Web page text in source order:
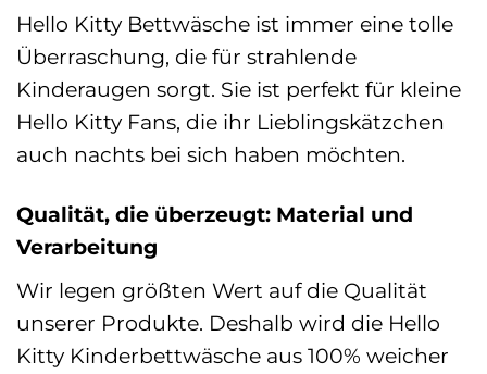
Hello Kitty Bettwäsche ist immer eine tolle
Überraschung, die für strahlende
Kinderaugen sorgt. Sie ist perfekt für kleine
Hello Kitty Fans, die ihr Lieblingskätzchen
auch nachts bei sich haben möchten.
Qualität, die überzeugt: Material und
Verarbeitung
Wir legen größten Wert auf die Qualität
unserer Produkte. Deshalb wird die Hello
Kitty Kinderbettwäsche aus 100% weicher